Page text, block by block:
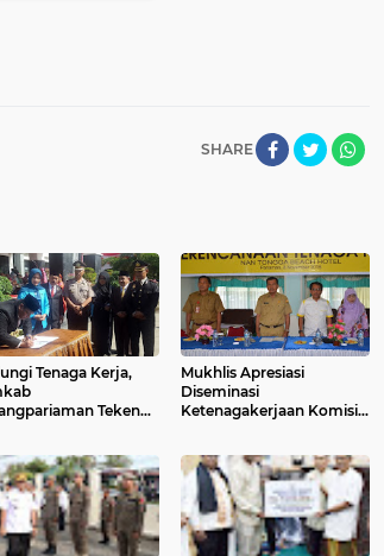
SHARE
Tenaga Kerja,
Teken
Mukhlis Apresiasi
Diseminasi
Ketenagakerjaan Komisi